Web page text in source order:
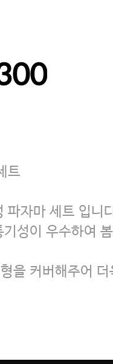
5만원 이
쿠폰(8.1~31)
7만
트
파자마 세트 입니
성이 우수하여
을 커버해주어